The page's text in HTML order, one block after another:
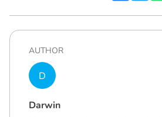
AUTHOR
D
Darwin